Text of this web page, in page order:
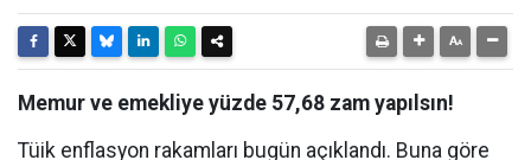
Memur ve emekliye yüzde 57,68 zam yapılsın!
Tüik enflasyon rakamları bugün açıklandı. Buna göre